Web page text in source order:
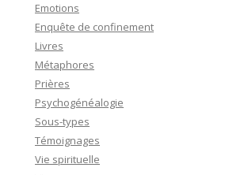
Emotions
Enquête de confinement
Livres
Métaphores
Prières
Psychogénéalogie
Sous-types
Témoignages
Vie spirituelle